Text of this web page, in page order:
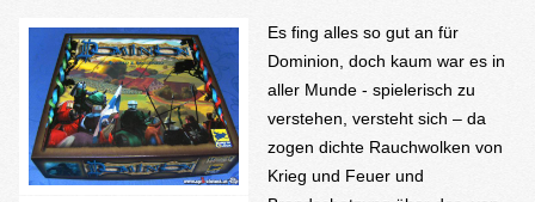
Es fing alles so gut an für
Dominion, doch kaum war es in
aller Munde - spielerisch zu
verstehen, versteht sich – da
zogen dichte Rauchwolken von
Krieg und Feuer und